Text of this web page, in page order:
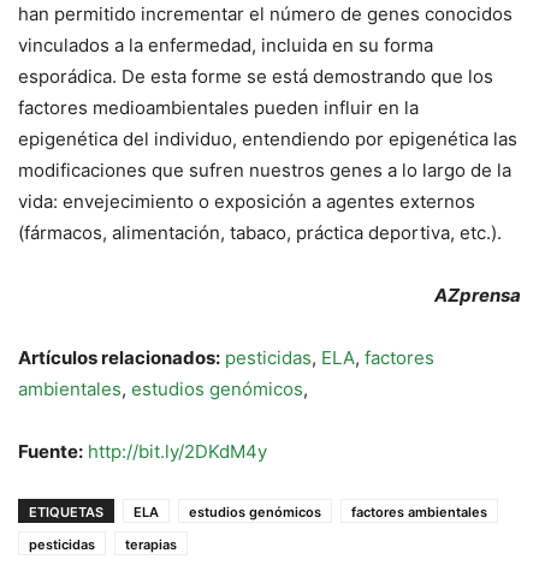
han permitido incrementar el número de genes conocidos
vinculados a la enfermedad, incluida en su forma
esporádica. De esta forme se está demostrando que los
factores medioambientales pueden influir en la
epigenética del individuo, entendiendo por epigenética las
modificaciones que sufren nuestros genes a lo largo de la
vida: envejecimiento o exposición a agentes externos
(fármacos, alimentación, tabaco, práctica deportiva, etc.).
AZprensa
Artículos relacionados: pesticidas, ELA, factores
ambientales, estudios genómicos,
Fuente: http://bit.ly/2DKdM4y
ETIQUETAS ELA estudios genómicos
factores ambientales
pesticidas
terapias